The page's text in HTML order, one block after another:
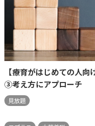
【療育がはじめての人
③考え方にアプローチ
見放題